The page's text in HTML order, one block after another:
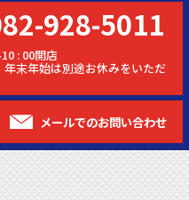
928-5011
: 00開店
末年始は別途お休みをいただ
メールでのお問い合わせ